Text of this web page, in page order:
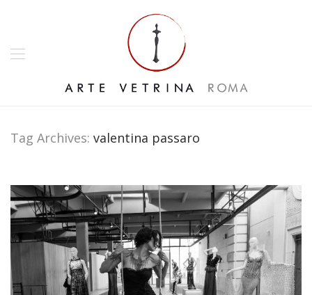
Tag Archives: valentina passaro